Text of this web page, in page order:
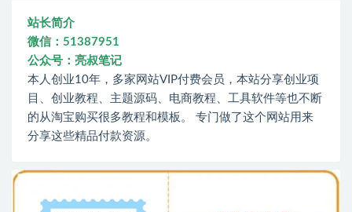
站长简介
微信：51387951
公众号：亮叔笔记
本人创业10年，多家网站VIP付费会员，本站分享创业项
目、创业教程、主题源码、电商教程、工具软件等也不断
的从淘宝购买很多教程和模板。 专门做了这个网站用来
分享这些精品付款资源。